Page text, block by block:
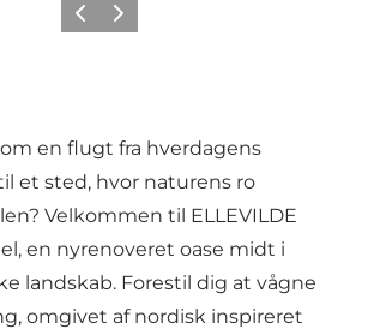
ForrigeNæste
en flugt fra hverdagens
et sted, hvor naturens ro
Velkommen til ELLEVILDE
en nyrenoveret oase midt i
landskab. Forestil dig at vågne
omgivet af nordisk inspireret